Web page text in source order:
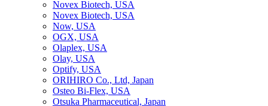
Novex Biotech, USA
Novex Biotech, USA
Now, USA
OGX, USA
Olaplex, USA
Olay, USA
Optify, USA
ORIHIRO Co., Ltd, Japan
Osteo Bi-Flex, USA
Otsuka Pharmaceutical, Japan